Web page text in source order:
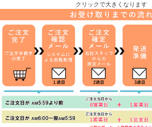
クリックで大きくなります